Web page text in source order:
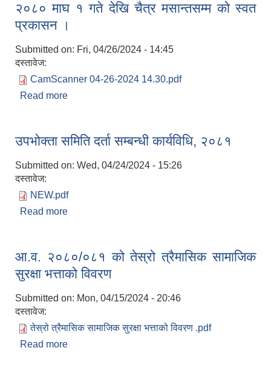
२०८० माघ १ गते देखि चैत्र मसान्तसम्म को स्वत
प्रकासन ।
Submitted on: Fri, 04/26/2024 - 14:45
दस्तावेज:
CamScanner 04-26-2024 14.30.pdf
Read more
उपभोक्ता समिति दर्ता सम्बन्धी कार्यविधि, २०८१
Submitted on: Wed, 04/24/2024 - 15:26
दस्तावेज:
NEW.pdf
Read more
आ.व. २०८०/०८१ को तेस्रो त्रैमासिक सामाजिक
सुरक्षा भत्ताको विवरण
Submitted on: Mon, 04/15/2024 - 20:46
दस्तावेज:
तेस्रो त्रैमासिक सामाजिक सुरक्षा भत्ताको विवरण .pdf
Read more